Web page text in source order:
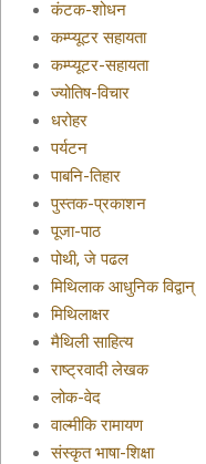
कंटक-शोधन
कम्प्यूटर सहायता
कम्प्यूटर-सहायता
ज्योतिष-विचार
धरोहर
पर्यटन
पाबनि-तिहार
पुस्तक-प्रकाशन
पूजा-पाठ
पोथी, जे पढल
मिथिलाक आधुनिक विद्वान्
मिथिलाक्षर
मैथिली साहित्य
राष्ट्रवादी लेखक
लोक-वेद
वाल्मीकि रामायण
संस्कृत भाषा-शिक्षा